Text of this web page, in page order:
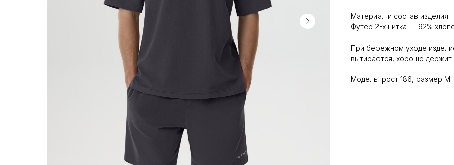
Материал и состав изделия:
Футер 2-х нитка — 92%
При бережном уходе
вытирается, хорошо держит
Модель: рост 186, размер M